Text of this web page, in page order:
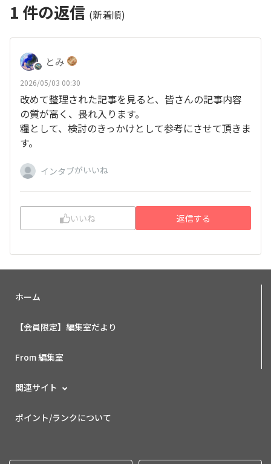
1 件の返信 (新着順)
とみ
2026/05/03 00:30
改めて整理された記事を見ると、皆さんの記事内容
の質が高く、畏れ入ります。
糧として、検討のきっかけとして参考にさせて頂きま
す。
インタブがいいね
いいね 返信する
ホーム
【会員限定】編集室だより
From 編集室
関連サイト
ポイント/ランクについて